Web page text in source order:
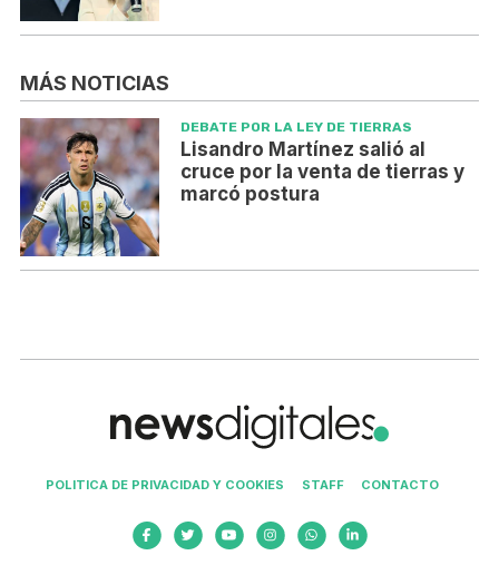
MÁS NOTICIAS
DEBATE POR LA LEY DE TIERRAS
Lisandro Martínez salió al
cruce por la venta de tierras y
marcó postura
POLITICA DE PRIVACIDAD Y COOKIES STAFF CONTACTO